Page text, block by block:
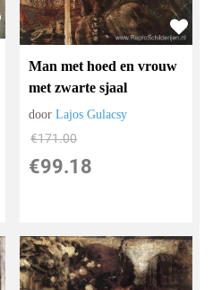
Man met hoed en vrouw
met zwarte sjaal
doorLajos Gulacsy
€171.00
€99.18